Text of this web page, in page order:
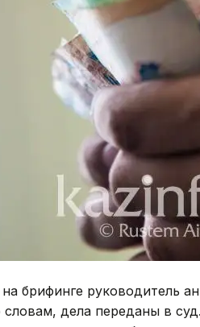
брифинге руководитель
словам, дела переданы в